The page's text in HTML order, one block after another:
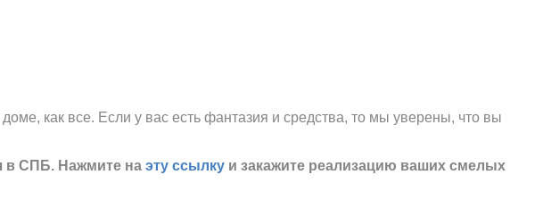
как все. Если у вас есть фантазия и средства, то мы уверены, что вы
в СПБ. Нажмите на эту ссылку и закажите реализацию ваших смелых